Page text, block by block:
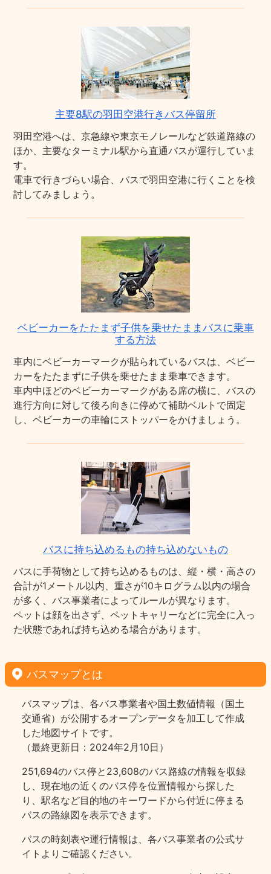
主要8駅の羽田空港行きバス停留所
羽田空港へは、京急線や東京モノレールなど鉄道路線の
ほか、主要なターミナル駅から直通バスが運行していま
す。
電車で行きづらい場合、バスで羽田空港に行くことを検
討してみましょう。
ベビーカーをたたまず子供を乗せたままバスに乗車
する方法
車内にベビーカーマークが貼られているバスは、ベビー
カーをたたまずに子供を乗せたまま乗車できます。
車内中ほどのベビーカーマークがある席の横に、バスの
進行方向に対して後ろ向きに停めて補助ベルトで固定
し、ベビーカーの車輪にストッパーをかけましょう。
バスに持ち込めるもの持ち込めないもの
バスに手荷物として持ち込めるものは、縦・横・高さの
合計が1メートル以内、重さが10キログラム以内の場合
が多く、バス事業者によってルールが異なります。
ペットは顔を出さず、ペットキャリーなどに完全に入っ
た状態であれば持ち込める場合があります。
バスマップとは
バスマップは、各バス事業者や国土数値情報（国土
交通省）が公開するオープンデータを加工して作成
した地図サイトです。
（最終更新日：2024年2月10日）
251,694のバス停と23,608のバス路線の情報を収録
し、現在地の近くのバス停を位置情報から探した
り、駅名など目的地のキーワードから付近に停まる
バスの路線図を表示できます。
バスの時刻表や運行情報は、各バス事業者の公式サ
イトよりご確認ください。